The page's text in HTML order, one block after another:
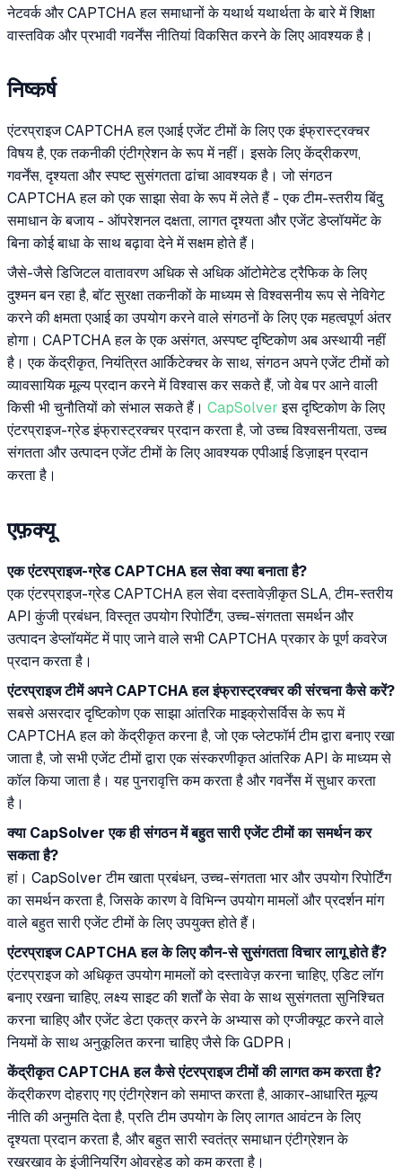
नेटवर्क और CAPTCHA हल समाधानों के यथार्थ यथार्थता के बारे में शिक्षा
वास्तविक और प्रभावी गवर्नेंस नीतियां विकसित करने के लिए आवश्यक है।
निष्कर्ष
एंटरप्राइज CAPTCHA हल एआई एजेंट टीमों के लिए एक इंफ्रास्ट्रक्चर
विषय है, एक तकनीकी एंटीग्रेशन के रूप में नहीं। इसके लिए केंद्रीकरण,
गवर्नेंस, दृश्यता और स्पष्ट सुसंगतता ढांचा आवश्यक है। जो संगठन
CAPTCHA हल को एक साझा सेवा के रूप में लेते हैं - एक टीम-स्तरीय बिंदु
समाधान के बजाय - ऑपरेशनल दक्षता, लागत दृश्यता और एजेंट डेप्लॉयमेंट के
बिना कोई बाधा के साथ बढ़ावा देने में सक्षम होते हैं।
जैसे-जैसे डिजिटल वातावरण अधिक से अधिक ऑटोमेटेड ट्रैफिक के लिए
दुश्मन बन रहा है, बॉट सुरक्षा तकनीकों के माध्यम से विश्वसनीय रूप से नेविगेट
करने की क्षमता एआई का उपयोग करने वाले संगठनों के लिए एक महत्वपूर्ण अंतर
होगा। CAPTCHA हल के एक असंगत, अस्पष्ट दृष्टिकोण अब अस्थायी नहीं
है। एक केंद्रीकृत, नियंत्रित आर्किटेक्चर के साथ, संगठन अपने एजेंट टीमों को
व्यावसायिक मूल्य प्रदान करने में विश्वास कर सकते हैं, जो वेब पर आने वाली
किसी भी चुनौतियों को संभाल सकते हैं। CapSolver इस दृष्टिकोण के लिए
एंटरप्राइज-ग्रेड इंफ्रास्ट्रक्चर प्रदान करता है, जो उच्च विश्वसनीयता, उच्च
संगतता और उत्पादन एजेंट टीमों के लिए आवश्यक एपीआई डिज़ाइन प्रदान
करता है।
एफ़क्यू
एक एंटरप्राइज-ग्रेड CAPTCHA हल सेवा क्या बनाता है?
एक एंटरप्राइज-ग्रेड CAPTCHA हल सेवा दस्तावेज़ीकृत SLA, टीम-स्तरीय
API कुंजी प्रबंधन, विस्तृत उपयोग रिपोर्टिंग, उच्च-संगतता समर्थन और
उत्पादन डेप्लॉयमेंट में पाए जाने वाले सभी CAPTCHA प्रकार के पूर्ण कवरेज
प्रदान करता है।
एंटरप्राइज टीमें अपने CAPTCHA हल इंफ्रास्ट्रक्चर की संरचना कैसे करें?
सबसे असरदार दृष्टिकोण एक साझा आंतरिक माइक्रोसर्विस के रूप में
CAPTCHA हल को केंद्रीकृत करना है, जो एक प्लेटफॉर्म टीम द्वारा बनाए रखा
जाता है, जो सभी एजेंट टीमों द्वारा एक संस्करणीकृत आंतरिक API के माध्यम से
कॉल किया जाता है। यह पुनरावृत्ति कम करता है और गवर्नेंस में सुधार करता
है।
क्या CapSolver एक ही संगठन में बहुत सारी एजेंट टीमों का समर्थन कर
सकता है?
हां। CapSolver टीम खाता प्रबंधन, उच्च-संगतता भार और उपयोग रिपोर्टिंग
का समर्थन करता है, जिसके कारण वे विभिन्न उपयोग मामलों और प्रदर्शन मांग
वाले बहुत सारी एजेंट टीमों के लिए उपयुक्त होते हैं।
एंटरप्राइज CAPTCHA हल के लिए कौन-से सुसंगतता विचार लागू होते हैं?
एंटरप्राइज को अधिकृत उपयोग मामलों को दस्तावेज़ करना चाहिए, एडिट लॉग
बनाए रखना चाहिए, लक्ष्य साइट की शर्तों के सेवा के साथ सुसंगतता सुनिश्चित
करना चाहिए और एजेंट डेटा एकत्र करने के अभ्यास को एग्जीक्यूट करने वाले
नियमों के साथ अनुकूलित करना चाहिए जैसे कि GDPR।
केंद्रीकृत CAPTCHA हल कैसे एंटरप्राइज टीमों की लागत कम करता है?
केंद्रीकरण दोहराए गए एंटीग्रेशन को समाप्त करता है, आकार-आधारित मूल्य
नीति की अनुमति देता है, प्रति टीम उपयोग के लिए लागत आवंटन के लिए
दृश्यता प्रदान करता है, और बहुत सारी स्वतंत्र समाधान एंटीग्रेशन के
रखरखाव के इंजीनियरिंग ओवरहेड को कम करता है।